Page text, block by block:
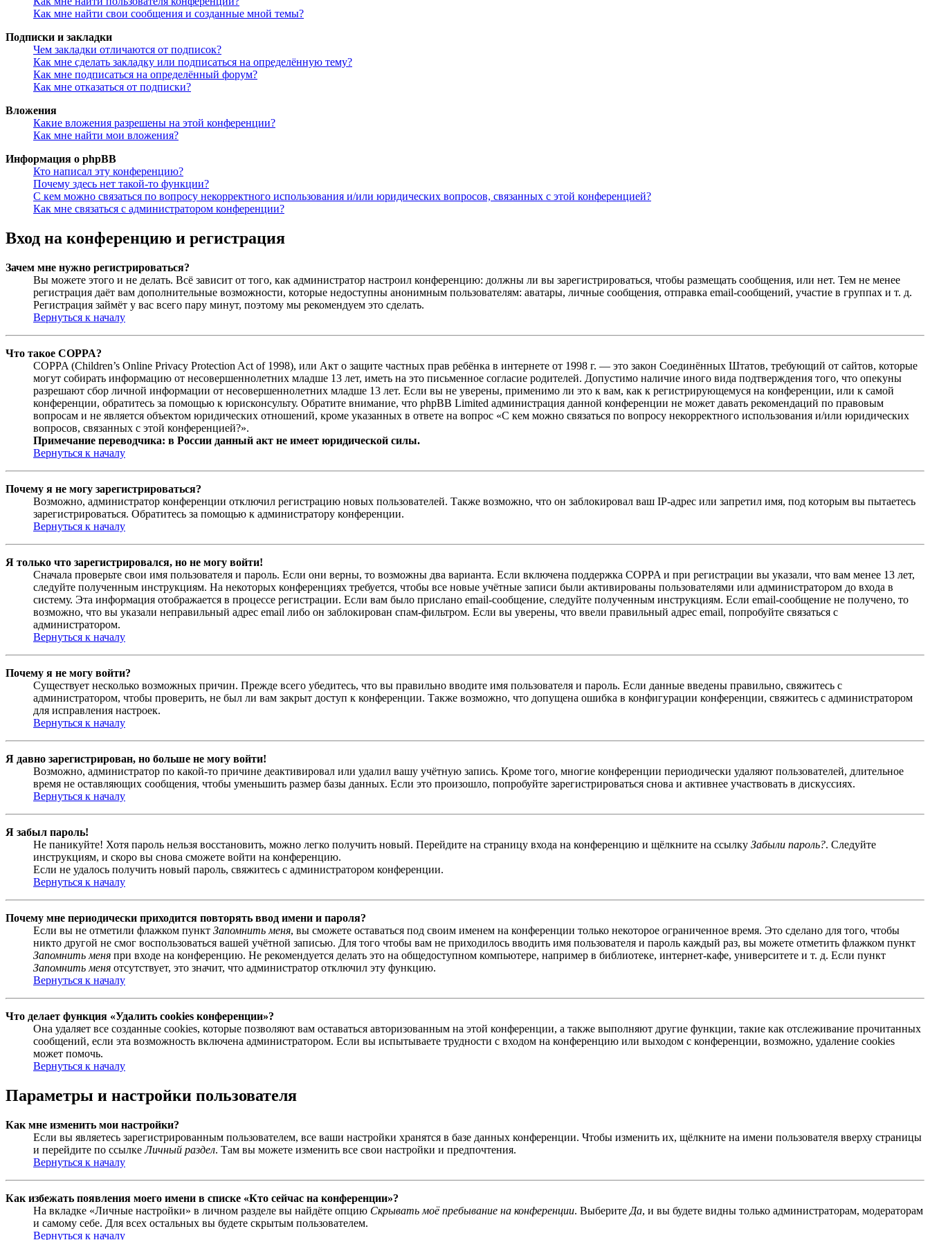
Как мне найти свои сообщения и созданные мной темы?
Подписки и закладки
Чем закладки отличаются от подписок?
Как мне сделать закладку или подписаться на определённую тему?
Как мне подписаться на определённый форум?
Как мне отказаться от подписки?
Вложения
Какие вложения разрешены на этой конференции?
Как мне найти мои вложения?
Информация о phpBB
Кто написал эту конференцию?
Почему здесь нет такой-то функции?
С кем можно связаться по вопросу некорректного использования и/или юридических вопросов, связанных с этой конференцией?
Как мне связаться с администратором конференции?
Вход на конференцию и регистрация
Зачем мне нужно регистрироваться?
Вы можете этого и не делать. Всё зависит от того, как администратор настроил конференцию: должны ли вы зарегистрироваться, чтобы размещать сообщения, или нет. Тем не менее
регистрация даёт вам дополнительные возможности, которые недоступны анонимным пользователям: аватары, личные сообщения, отправка email-сообщений, участие в группах и т. д.
Регистрация займёт у вас всего пару минут, поэтому мы рекомендуем это сделать.
Вернуться к началу
Что такое COPPA?
COPPA (Children’s Online Privacy Protection Act of 1998), или Акт о защите частных прав ребёнка в интернете от 1998 г. — это закон Соединённых Штатов, требующий от сайтов, которые
могут собирать информацию от несовершеннолетних младше 13 лет, иметь на это письменное согласие родителей. Допустимо наличие иного вида подтверждения того, что опекуны
разрешают сбор личной информации от несовершеннолетних младше 13 лет. Если вы не уверены, применимо ли это к вам, как к регистрирующемуся на конференции, или к самой
конференции, обратитесь за помощью к юрисконсульту. Обратите внимание, что phpBB Limited администрация данной конференции не может давать рекомендаций по правовым
вопросам и не является объектом юридических отношений, кроме указанных в ответе на вопрос «С кем можно связаться по вопросу некорректного использования и/или юридических
вопросов, связанных с этой конференцией?».
Примечание переводчика: в России данный акт не имеет юридической силы.
Вернуться к началу
Почему я не могу зарегистрироваться?
Возможно, администратор конференции отключил регистрацию новых пользователей. Также возможно, что он заблокировал ваш IP-адрес или запретил имя, под которым вы пытаетесь
зарегистрироваться. Обратитесь за помощью к администратору конференции.
Вернуться к началу
Я только что зарегистрировался, но не могу войти!
Сначала проверьте свои имя пользователя и пароль. Если они верны, то возможны два варианта. Если включена поддержка COPPA и при регистрации вы указали, что вам менее 13 лет,
следуйте полученным инструкциям. На некоторых конференциях требуется, чтобы все новые учётные записи были активированы пользователями или администратором до входа в
систему. Эта информация отображается в процессе регистрации. Если вам было прислано email-сообщение, следуйте полученным инструкциям. Если email-сообщение не получено, то
возможно, что вы указали неправильный адрес email либо он заблокирован спам-фильтром. Если вы уверены, что ввели правильный адрес email, попробуйте связаться с
администратором.
Вернуться к началу
Почему я не могу войти?
Существует несколько возможных причин. Прежде всего убедитесь, что вы правильно вводите имя пользователя и пароль. Если данные введены правильно, свяжитесь с
администратором, чтобы проверить, не был ли вам закрыт доступ к конференции. Также возможно, что допущена ошибка в конфигурации конференции, свяжитесь с администратором
для исправления настроек.
Вернуться к началу
Я давно зарегистрирован, но больше не могу войти!
Возможно, администратор по какой-то причине деактивировал или удалил вашу учётную запись. Кроме того, многие конференции периодически удаляют пользователей, длительное
время не оставляющих сообщения, чтобы уменьшить размер базы данных. Если это произошло, попробуйте зарегистрироваться снова и активнее участвовать в дискуссиях.
Вернуться к началу
Я забыл пароль!
Не паникуйте! Хотя пароль нельзя восстановить, можно легко получить новый. Перейдите на страницу входа на конференцию и щёлкните на ссылку Забыли пароль?. Следуйте
инструкциям, и скоро вы снова сможете войти на конференцию.
Если не удалось получить новый пароль, свяжитесь с администратором конференции.
Вернуться к началу
Почему мне периодически приходится повторять ввод имени и пароля?
Если вы не отметили флажком пункт Запомнить меня, вы сможете оставаться под своим именем на конференции только некоторое ограниченное время. Это сделано для того, чтобы
никто другой не смог воспользоваться вашей учётной записью. Для того чтобы вам не приходилось вводить имя пользователя и пароль каждый раз, вы можете отметить флажком пункт
Запомнить меня при входе на конференцию. Не рекомендуется делать это на общедоступном компьютере, например в библиотеке, интернет-кафе, университете и т. д. Если пункт
Запомнить меня отсутствует, это значит, что администратор отключил эту функцию.
Вернуться к началу
Что делает функция «Удалить cookies конференции»?
Она удаляет все созданные cookies, которые позволяют вам оставаться авторизованным на этой конференции, а также выполняют другие функции, такие как отслеживание прочитанных
сообщений, если эта возможность включена администратором. Если вы испытываете трудности с входом на конференцию или выходом с конференции, возможно, удаление cookies
может помочь.
Вернуться к началу
Параметры и настройки пользователя
Как мне изменить мои настройки?
Если вы являетесь зарегистрированным пользователем, все ваши настройки хранятся в базе данных конференции. Чтобы изменить их, щёлкните на имени пользователя вверху страницы
и перейдите по ссылкеЛичный раздел. Там вы можете изменить все свои настройки и предпочтения.
Вернуться к началу
Как избежать появления моего имени в списке «Кто сейчас на конференции»?
На вкладке «Личные настройки» в личном разделе вы найдёте опцию Скрывать моё пребывание на конференции. Выберите Да, и вы будете видны только администраторам, модераторам
и самому себе. Для всех остальных вы будете скрытым пользователем.
Вернуться к началу